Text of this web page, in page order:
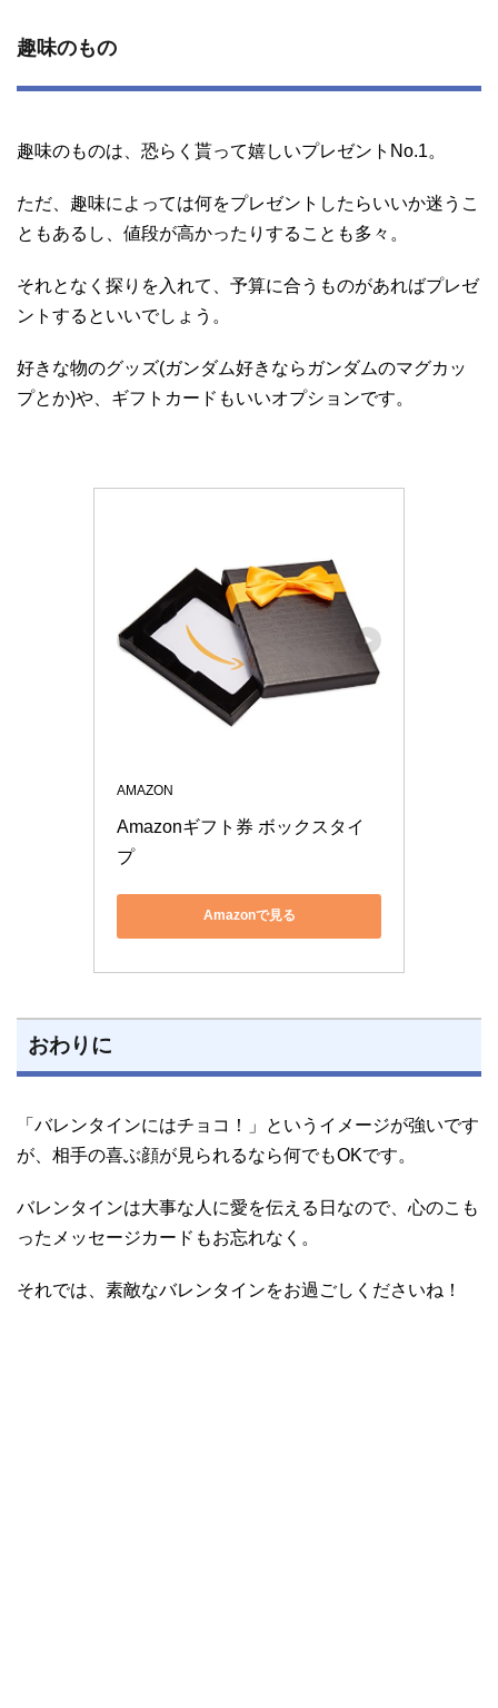
趣味のもの
趣味のものは、恐らく貰って嬉しいプレゼントNo.1。
ただ、趣味によっては何をプレゼントしたらいいか迷うこ
ともあるし、値段が高かったりすることも多々。
それとなく探りを入れて、予算に合うものがあればプレゼ
ントするといいでしょう。
好きな物のグッズ(ガンダム好きならガンダムのマグカッ
プとか)や、ギフトカードもいいオプションです。
AMAZON
Amazonギフト券 ボックスタイ
プ
Amazonで見る
おわりに
「バレンタインにはチョコ！」というイメージが強いです
が、相手の喜ぶ顔が見られるなら何でもOKです。
バレンタインは大事な人に愛を伝える日なので、心のこも
ったメッセージカードもお忘れなく。
それでは、素敵なバレンタインをお過ごしくださいね！